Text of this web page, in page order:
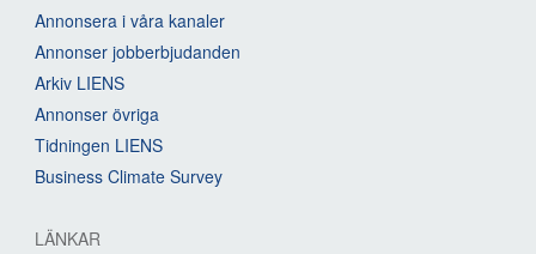
Annonsera i våra kanaler
Annonser jobberbjudanden
Arkiv LIENS
Annonser övriga
Tidningen LIENS
Business Climate Survey
LÄNKAR